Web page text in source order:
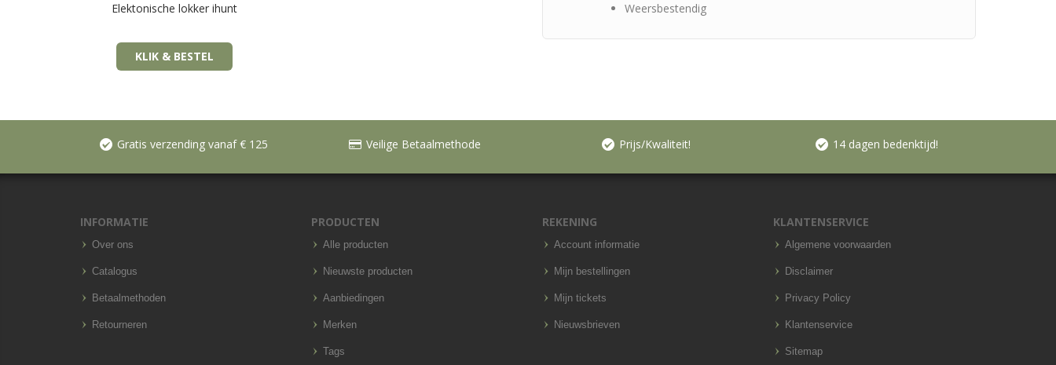
Elektonische lokker ihunt
KLIK & BESTEL
Weersbestendig
Gratis verzending vanaf € 125 Veilige Betaalmethode Prijs/Kwaliteit! 14 dagen bedenktijd!
INFORMATIE
Over ons
Catalogus
Betaalmethoden
Retourneren
PRODUCTEN
Alle producten
Nieuwste producten
Aanbiedingen
Merken
Tags
REKENING
Account informatie
Mijn bestellingen
Mijn tickets
Nieuwsbrieven
KLANTENSERVICE
Algemene voorwaarden
Disclaimer
Privacy Policy
Klantenservice
Sitemap